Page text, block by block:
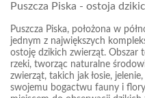
Puszcza Piska - ostoja
Puszcza Piska, położona w
jednym z największych
ostoję dzikich zwierząt. Obszar
rzeki, tworząc naturalne
zwierząt, takich jak łosie,
swojemu bogactwu fauny i